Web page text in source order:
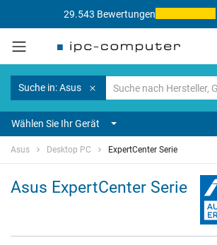
29.543 Bewertungen
Suche in: Asus
Wählen Sie Ihr Gerät
Asus Desktop PC ExpertCenter Serie
Asus ExpertCenter Serie